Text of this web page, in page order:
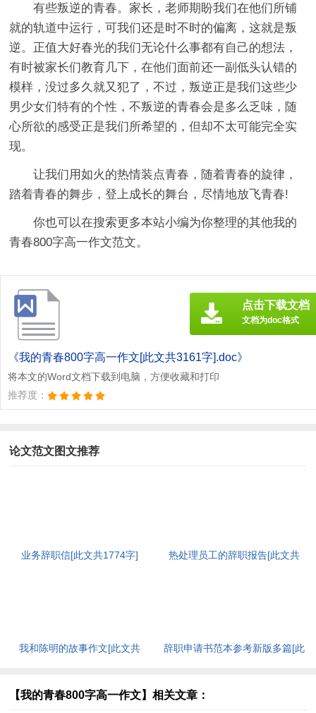
有些叛逆的青春。家长，老师期盼我们在他们所铺
就的轨道中运行，可我们还是时不时的偏离，这就是叛
逆。正值大好春光的我们无论什么事都有自己的想法，
有时被家长们教育几下，在他们面前还一副低头认错的
模样，没过多久就又犯了，不过，叛逆正是我们这些少
男少女们特有的个性，不叛逆的青春会是多么乏味，随
心所欲的感受正是我们所希望的，但却不太可能完全实
现。
让我们用如火的热情装点青春，随着青春的旋律，
踏着青春的舞步，登上成长的舞台，尽情地放飞青春!
你也可以在搜索更多本站小编为你整理的其他我的
青春800字高一作文范文。
《我的青春800字高一作文[此文共3161字].doc》
将本文的Word文档下载到电脑，方便收藏和打印
推荐度：
点击下载文档
文档为doc格式
论文范文图文推荐
业务辞职信[此文共1774字]
热处理员工的辞职报告[此文共
我和陈明的故事作文[此文共
辞职申请书范本参考新版多篇[此
【我的青春800字高一作文】相关文章：